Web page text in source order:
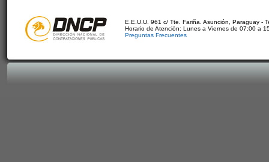
E.E.U.U. 961 c/ Tte. Fariña. Asunción, Paraguay -
Horario de Atención: Lunes a Viernes de 07:00 a
Preguntas Frecuentes